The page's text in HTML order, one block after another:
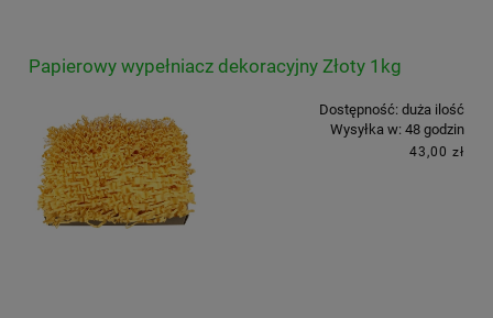
Papierowy wypełniacz dekoracyjny Złoty 1kg
Dostępność: duża ilość
Wysyłka w: 48 godzin
43,00 zł